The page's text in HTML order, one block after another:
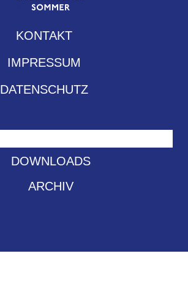
KONTAKT
IMPRESSUM
DATENSCHUTZ
DOWNLOADS
ARCHIV